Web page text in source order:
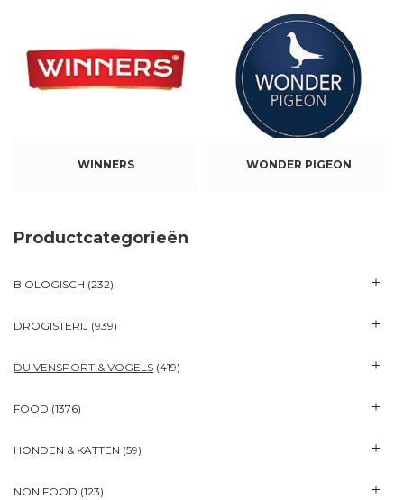
WINNERS WONDER PIGEON
Productcategorieën
BIOLOGISCH (232)
DROGISTERIJ (939)
DUIVENSPORT & VOGELS (419)
FOOD (1376)
HONDEN & KATTEN (59)
NON FOOD (123)